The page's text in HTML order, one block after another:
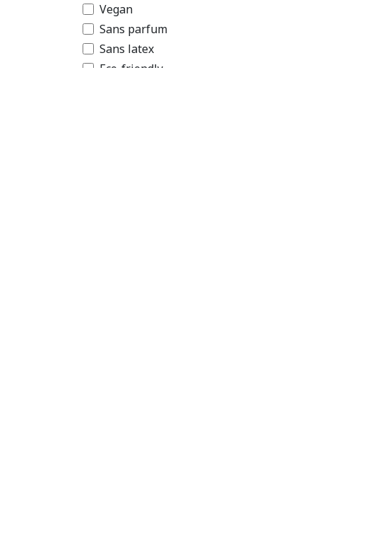
Vegan
Sans parfum
Sans latex
Eco-friendly
Politique de cookies
Copyright © Atelier du Fard Sàrl